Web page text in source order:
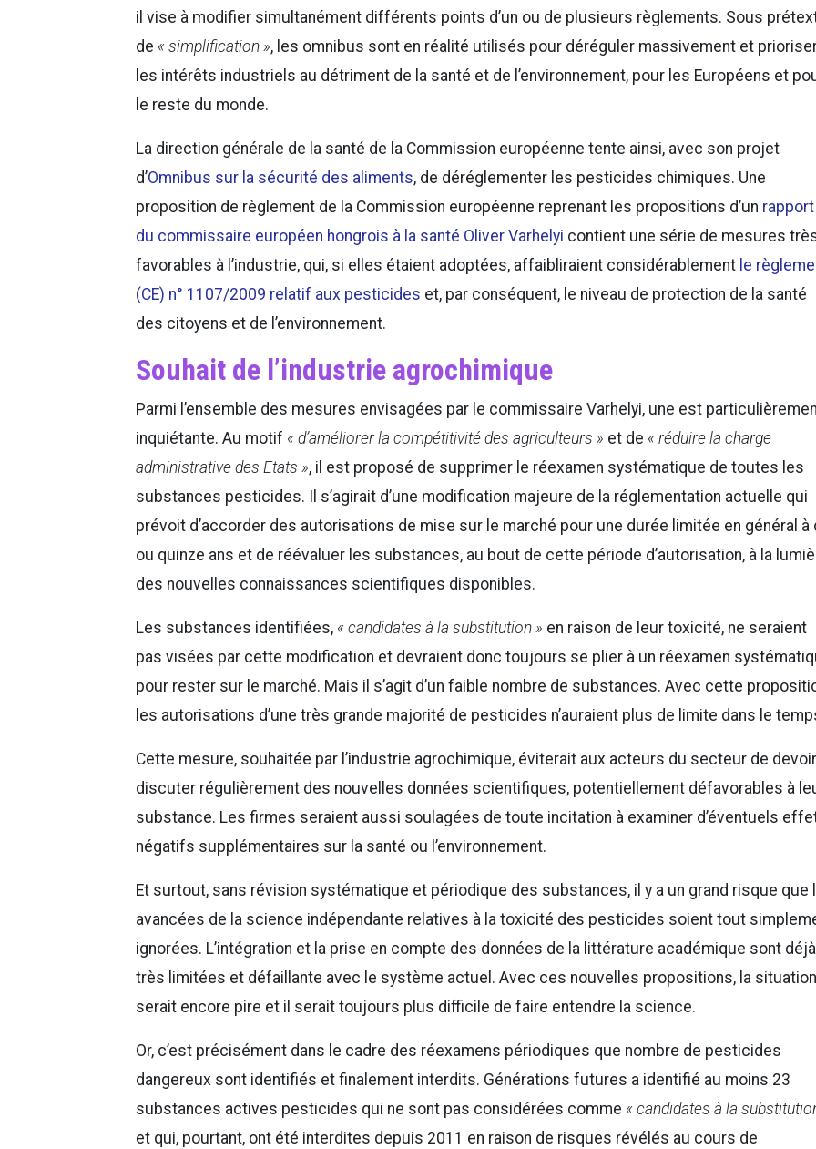
il vise à modifier simultanément différents points d’un ou de plusieurs règlements. Sous
de « simplification », les omnibus sont en réalité utilisés pour déréguler massivement et
les intérêts industriels au détriment de la santé et de l’environnement, pour les Européens et
le reste du monde.
La direction générale de la santé de la Commission européenne tente ainsi, avec son projet
d’Omnibus sur la sécurité des aliments, de déréglementer les pesticides chimiques. Une
proposition de règlement de la Commission européenne reprenant les propositions d’un rapport
du commissaire européen hongrois à la santé Oliver Varhelyi contient une série de mesures
favorables à l’industrie, qui, si elles étaient adoptées, affaibliraient considérablement le
(CE) n° 1107/2009 relatif aux pesticides et, par conséquent, le niveau de protection de la santé
des citoyens et de l’environnement.
Souhait de l’industrie agrochimique
Parmi l’ensemble des mesures envisagées par le commissaire Varhelyi, une est
inquiétante. Au motif « d’améliorer la compétitivité des agriculteurs » et de « réduire la charge
administrative des Etats », il est proposé de supprimer le réexamen systématique de toutes les
substances pesticides. Il s’agirait d’une modification majeure de la réglementation actuelle qui
prévoit d’accorder des autorisations de mise sur le marché pour une durée limitée en général à
ou quinze ans et de réévaluer les substances, au bout de cette période d’autorisation, à la
des nouvelles connaissances scientifiques disponibles.
Les substances identifiées, « candidates à la substitution » en raison de leur toxicité, ne seraient
pas visées par cette modification et devraient donc toujours se plier à un réexamen
pour rester sur le marché. Mais il s’agit d’un faible nombre de substances. Avec cette
les autorisations d’une très grande majorité de pesticides n’auraient plus de limite dans le
Cette mesure, souhaitée par l’industrie agrochimique, éviterait aux acteurs du secteur de devoir
discuter régulièrement des nouvelles données scientifiques, potentiellement défavorables à
substance. Les firmes seraient aussi soulagées de toute incitation à examiner d’éventuels
négatifs supplémentaires sur la santé ou l’environnement.
Et surtout, sans révision systématique et périodique des substances, il y a un grand risque que
avancées de la science indépendante relatives à la toxicité des pesticides soient tout
ignorées. L’intégration et la prise en compte des données de la littérature académique sont déjà
très limitées et défaillante avec le système actuel. Avec ces nouvelles propositions, la situation
serait encore pire et il serait toujours plus difficile de faire entendre la science.
Or, c’est précisément dans le cadre des réexamens périodiques que nombre de pesticides
dangereux sont identifiés et finalement interdits. Générations futures a identifié au moins 23
substances actives pesticides qui ne sont pas considérées comme « candidates à la
et qui, pourtant, ont été interdites depuis 2011 en raison de risques révélés au cours de